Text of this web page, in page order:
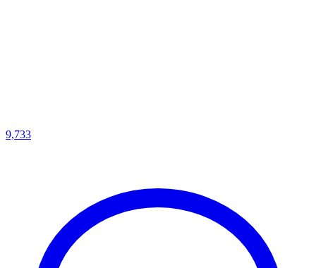
9,733